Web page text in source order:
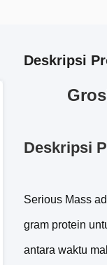
Deskripsi
Deskripsi
Serious Mass
gram protein
antara waktu